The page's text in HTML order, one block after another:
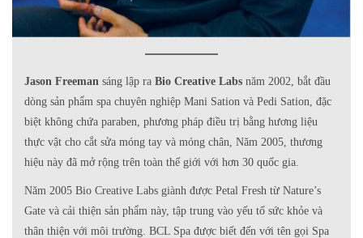
Jason Freeman sáng lập ra Bio Creative Labs năm 2002, bắt đầu
dòng sản phẩm spa chuyên nghiệp Mani Sation và Pedi Sation, đặc
biệt không chứa paraben, phương pháp điều trị bằng hương liệu
thực vật cho cắt sửa móng tay và móng chân, Năm 2005, thương
hiệu này đã mở rộng trên toàn thế giới với hơn 30 quốc gia.
Năm 2005 Bio Creative Labs giành được Petal Fresh từ Nature’s
Gate và cải thiện sản phẩm này, tập trung vào yếu tố sức khỏe và
thân thiện với môi trường. BCL Spa được biết đến với tên gọi Spa